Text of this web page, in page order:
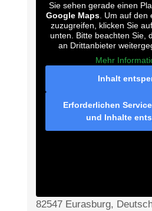
Sie sehen gerade einen
Google Maps . Um auf
zuzugreifen, klicken Sie
unten. Bitte beachten Sie,
an Drittanbieter
Mehr
Inhalt
Erforderlichen
und Inhalte
82547 Eurasburg,